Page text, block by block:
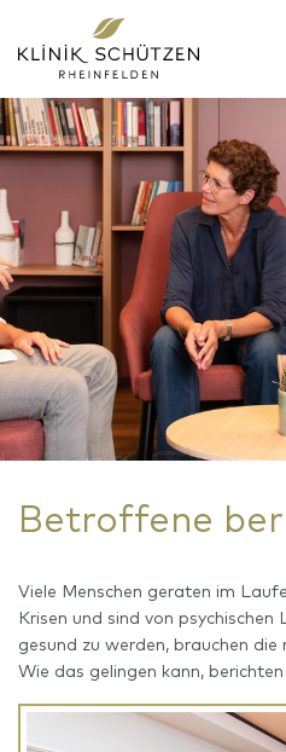
Betroffene
Viele Menschen geraten im
Krisen und sind von
gesund zu werden, brauchen
Wie das gelingen kann,